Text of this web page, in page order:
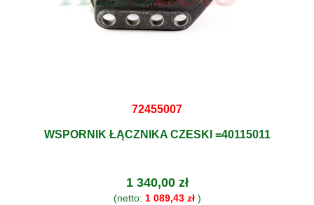
72455007
WSPORNIK ŁĄCZNIKA CZESKI =40115011
1 340,00 zł
(netto: 1 089,43 zł)